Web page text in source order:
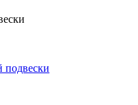
подвески